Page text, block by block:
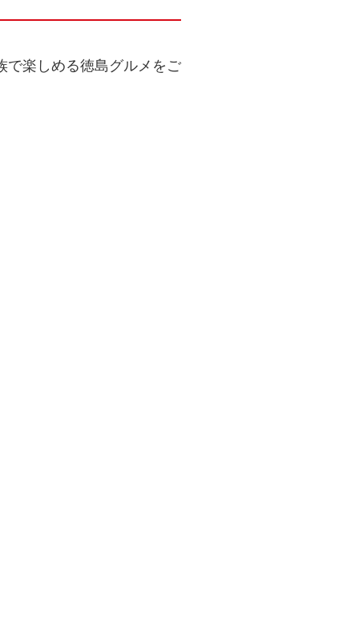
で楽しめる徳島グルメをご